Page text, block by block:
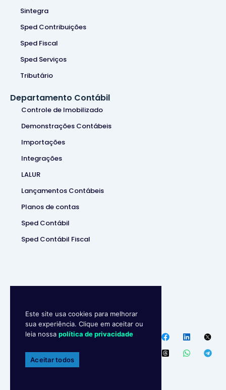
Sintegra
Sped Contribuições
Sped Fiscal
Sped Serviços
Tributário
Departamento Contábil
Controle de Imobilizado
Demonstrações Contábeis
Importações
Integrações
LALUR
Lançamentos Contábeis
Planos de contas
Sped Contábil
Sped Contábil Fiscal
Makro System• Sistema
Contábill | (37) 3229-5850 |
Política de privacidade
Endereço:R. Ipanema, 180 –
Ipiranga, Divinópolis – MG,
35500-001
Este site usa cookies para melhorar
sua experiência. Clique em aceitar ou
leia nossa política de privacidade
Aceitar todos